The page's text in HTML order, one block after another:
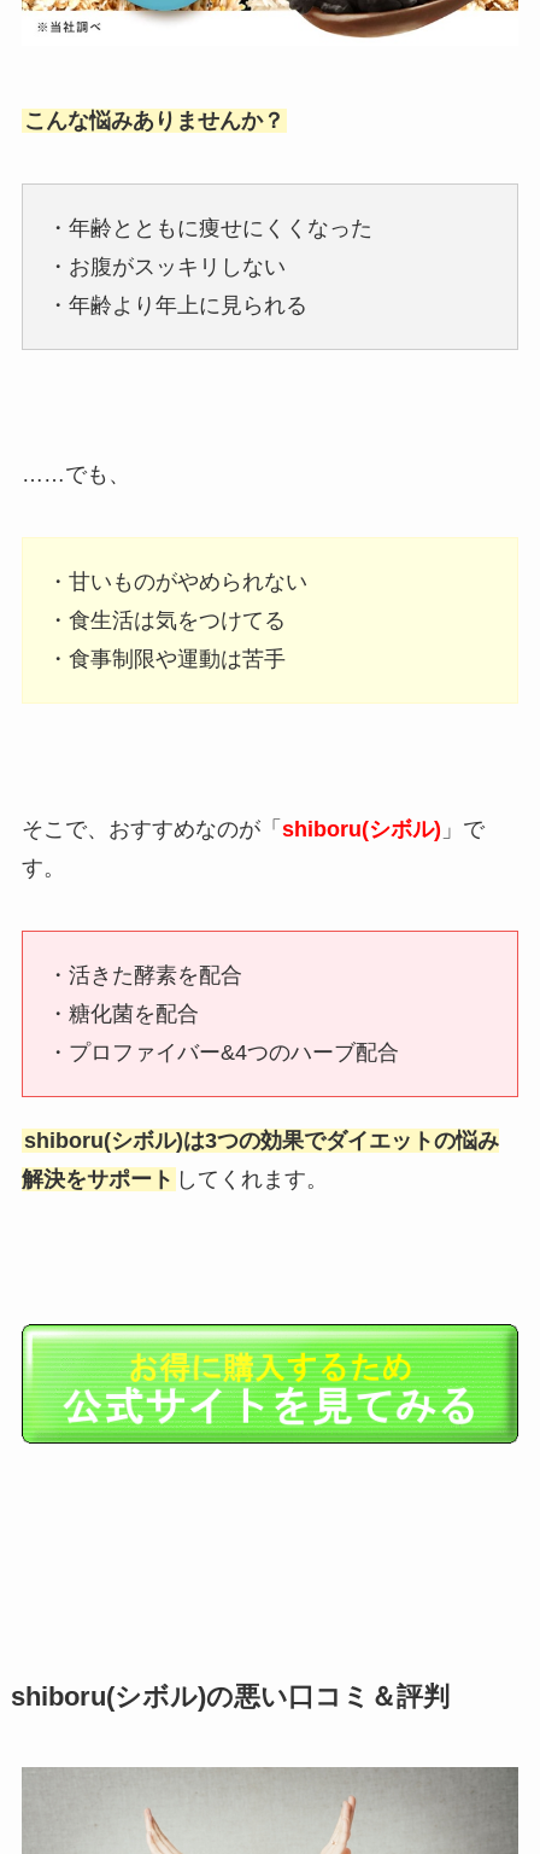
こんな悩みありませんか？
・年齢とともに痩せにくくなった
・お腹がスッキリしない
・年齢より年上に見られる
……でも、
・甘いものがやめられない
・食生活は気をつけてる
・食事制限や運動は苦手
そこで、おすすめなのが「 shiboru(シボル) 」で
す。
・活きた酵素を配合
・糖化菌を配合
・プロファイバー&4つのハーブ配合
shiboru(シボル)は3つの効果でダイエットの悩み
解決をサポート してくれます。
shiboru(シボル)の悪い口コミ＆評判